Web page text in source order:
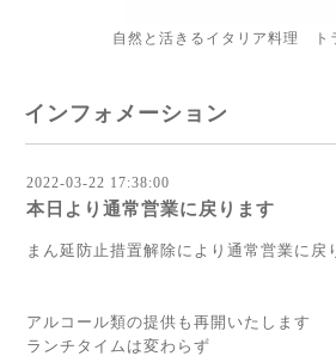
自然と活きるイタリア料理 ト
インフォメーション
2022-03-22 17:38:00
本日より通常営業に戻ります
まん延防止措置解除により通常営業に戻
アルコール類の提供も再開いたします
ランチタイムは変わらず